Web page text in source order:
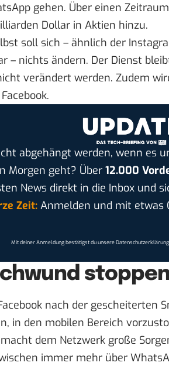
gehen. Über einen
Dollar in Aktien hinzu.
soll sich – ähnlich der
– nichts ändern. Der Dienst
verändert werden. Zudem
abgehängt werden, wenn es
Morgen geht? Über 12.000
News direkt in die Inbox und
Zeit:Anmelden und mit etwas
Mit deiner Anmeldung bestätigst du unsereDatenschutzerklärung
nach der gescheiterten
in den mobilen Bereich
dem Netzwerk große
immer mehr über